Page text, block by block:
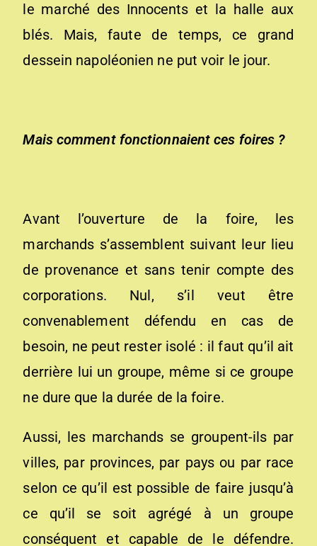
le marché des Innocents et la halle aux
blés. Mais, faute de temps, ce grand
dessein napoléonien ne put voir le jour.
Mais comment fonctionnaient ces foires ?
Avant l’ouverture de la foire, les
marchands s’assemblent suivant leur lieu
de provenance et sans tenir compte des
corporations. Nul, s’il veut être
convenablement défendu en cas de
besoin, ne peut rester isolé : il faut qu’il ait
derrière lui un groupe, même si ce groupe
ne dure que la durée de la foire.
Aussi, les marchands se groupent-ils par
villes, par provinces, par pays ou par race
selon ce qu’il est possible de faire jusqu’à
ce qu’il se soit agrégé à un groupe
conséquent et capable de le défendre.